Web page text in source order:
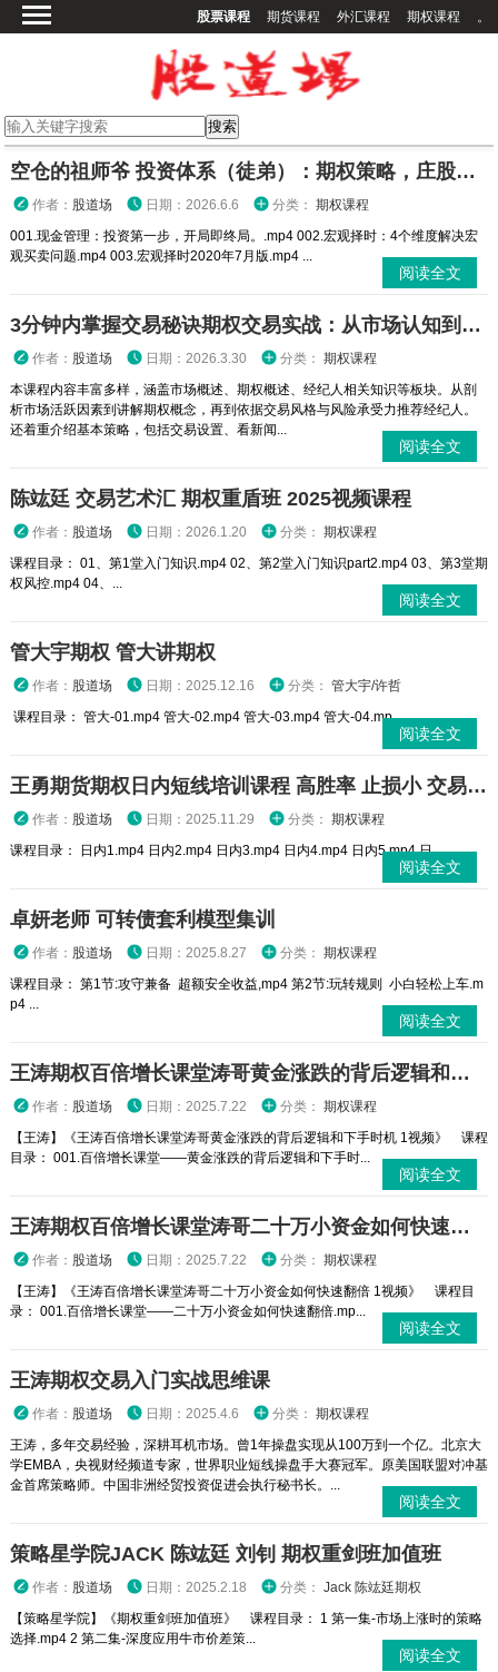
股票课程 期货课程 外汇课程 期权课程 。
期货课程
期权课程
外汇课程
高校课程
空仓的祖师爷 投资体系（徒弟）：期权策略，庄股策略
作者： 股道场 日期：2026.6.6 分类： 期权课程
001.现金管理：投资第一步，开局即终局。.mp4 002.宏观择时：4个维度解决宏
观买卖问题.mp4 003.宏观择时2020年7月版.mp4 ...
阅读全文
3分钟内掌握交易秘诀期权交易实战：从市场认知到策略执行全攻略
作者： 股道场 日期：2026.3.30 分类： 期权课程
本课程内容丰富多样，涵盖市场概述、期权概述、经纪人相关知识等板块。从剖
析市场活跃因素到讲解期权概念，再到依据交易风格与风险承受力推荐经纪人。
还着重介绍基本策略，包括交易设置、看新闻...
阅读全文
陈竑廷 交易艺术汇 期权重盾班 2025视频课程
作者： 股道场 日期：2026.1.20 分类： 期权课程
课程目录： 01、第1堂入门知识.mp4 02、第2堂入门知识part2.mp4 03、第3堂期
权风控.mp4 04、...
阅读全文
管大宇期权 管大讲期权
作者： 股道场 日期：2025.12.16 分类： 管大宇/许哲
课程目录： 管大-01.mp4 管大-02.mp4 管大-03.mp4 管大-04.mp...
阅读全文
王勇期货期权日内短线培训课程 高胜率 止损小 交易高手
作者： 股道场 日期：2025.11.29 分类： 期权课程
课程目录： 日内1.mp4 日内2.mp4 日内3.mp4 日内4.mp4 日内5.mp4 日...
阅读全文
卓妍老师 可转债套利模型集训
作者： 股道场 日期：2025.8.27 分类： 期权课程
课程目录： 第1节:攻守兼备 超额安全收益,mp4 第2节:玩转规则 小白轻松上车.m
p4 ...
阅读全文
王涛期权百倍增长课堂涛哥黄金涨跌的背后逻辑和下手时机 1视频
作者： 股道场 日期：2025.7.22 分类： 期权课程
【王涛】《王涛百倍增长课堂涛哥黄金涨跌的背后逻辑和下手时机 1视频》 课程
目录： 001.百倍增长课堂——黄金涨跌的背后逻辑和下手时...
阅读全文
王涛期权百倍增长课堂涛哥二十万小资金如何快速翻倍 1视频
作者： 股道场 日期：2025.7.22 分类： 期权课程
【王涛】《王涛百倍增长课堂涛哥二十万小资金如何快速翻倍 1视频》 课程目
录： 001.百倍增长课堂——二十万小资金如何快速翻倍.mp...
阅读全文
王涛期权交易入门实战思维课
作者： 股道场 日期：2025.4.6 分类： 期权课程
王涛，多年交易经验，深耕耳机市场。曾1年操盘实现从100万到一个亿。北京大
学EMBA，央视财经频道专家，世界职业短线操盘手大赛冠军。原美国联盟对冲基
金首席策略师。中国非洲经贸投资促进会执行秘书长。...
阅读全文
策略星学院JACK 陈竑廷 刘钊 期权重剑班加值班
作者： 股道场 日期：2025.2.18 分类： Jack 陈竑廷期权
【策略星学院】《期权重剑班加值班》 课程目录： 1 第一集-市场上涨时的策略
选择.mp4 2 第二集-深度应用牛市价差策...
阅读全文